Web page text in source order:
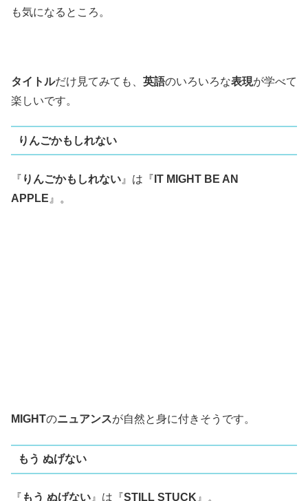
も気になるところ。
タイトルだけ見てみても、 英語のいろいろな表現が学べて
楽しいです。
りんごかもしれない
『 りんごかもしれない 』は『 IT MIGHT BE AN
APPLE 』。
MIGHTのニュアンスが自然と身に付きそうです。
もう ぬげない
『 もう ぬげない 』は『STILL STUCK 』。